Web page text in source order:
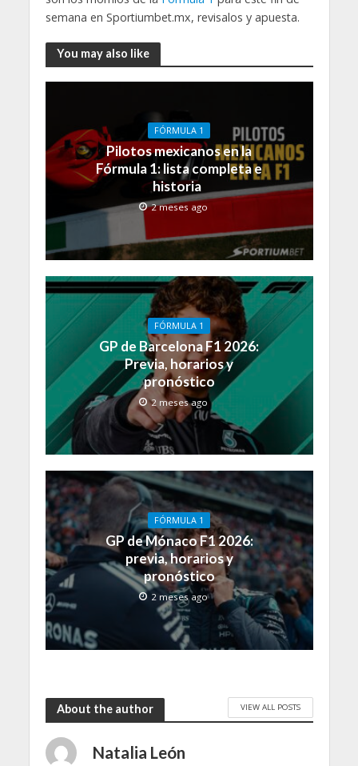
semana en Sportiumbet.mx, revisalos y apuesta.
You may also like
FÓRMULA 1
Pilotos mexicanos en la
Fórmula 1: lista completa e
historia
2 meses ago
FÓRMULA 1
GP de Barcelona F1 2026:
Previa, horarios y
pronóstico
2 meses ago
FÓRMULA 1
GP de Mónaco F1 2026:
previa, horarios y
pronóstico
2 meses ago
About the author VIEW ALL POSTS
Natalia León